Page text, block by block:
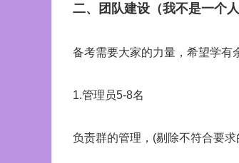
二、团队建设（我不是一个
备考需要大家的力量，希望学有
1.管理员5-8名
负责群的管理，(剔除不符合要